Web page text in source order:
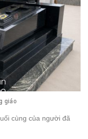
giáo
cùng của người đã